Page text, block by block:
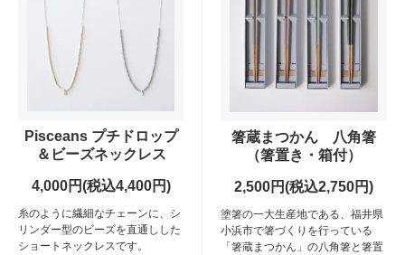
Pisceans プチドロップ
＆ビーズネックレス
4,000円(税込4,400円)
糸のように繊細なチェーンに、シ
リンダー型のビーズを直通しした
ショートネックレスです。
箸蔵まつかん 八角箸
（箸置き・箱付）
2,500円(税込2,750円)
塗箸の一大生産地である、福井県
小浜市で箸づくりを行っている
「箸蔵まつかん」の八角箸と箸置